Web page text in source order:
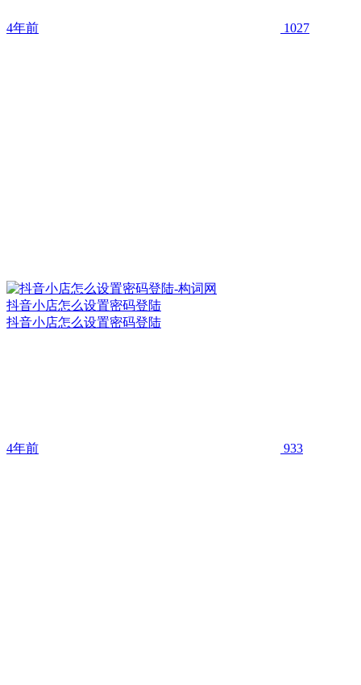
4年前 1027
抖音小店怎么设置密码登陆
抖音小店怎么设置密码登陆
4年前 933